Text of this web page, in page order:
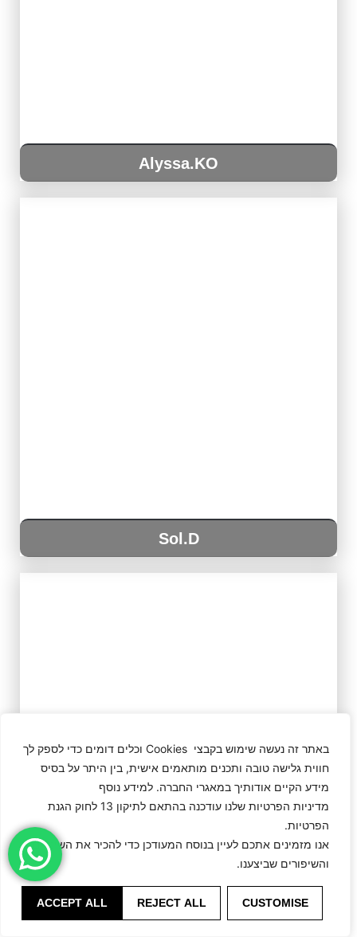
באתר זה נעשה שימוש בקבצי Cookies וכלים דומים כדי לספק לך
חווית גלישה טובה ותכנים מותאמים אישית, בין היתר על בסיס
מידע הקיים אודותיך במאגרי החברה. למידע נוסף
מדיניות הפרטיות שלנו עודכנה בהתאם לתיקון 13 לחוק הגנת
הפרטיות.
אנו מזמינים אתכם לעיין בנוסח המעודכן כדי להכיר את השינויים
והשיפורים שביצענו.
CUSTOMISE
REJECT ALL
ACCEPT ALL
Alyssa.KO
Sol.D